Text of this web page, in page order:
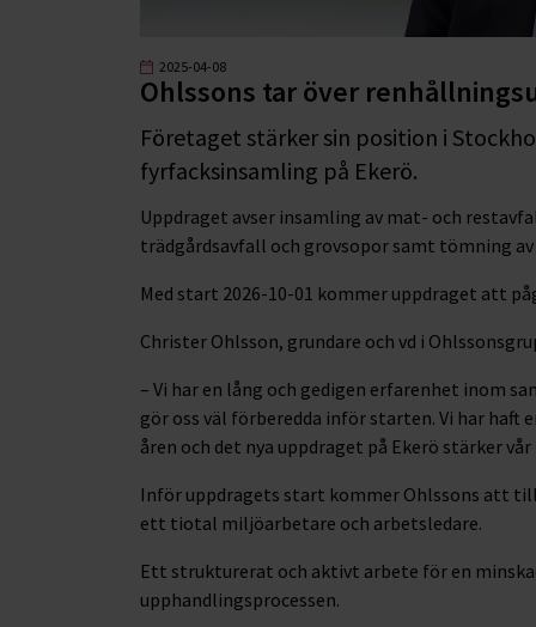
2025-04-08
Ohlssons tar över
Företaget stärker sin position i
fyrfacksinsamling på Ekerö.
Uppdraget avser insamling av mat- och
trädgårdsavfall och grovsopor samt tömning
Med start 2026-10-01 kommer uppdraget att
Christer Ohlsson, grundare och vd i
– Vi har en lång och gedigen erfarenhet inom
gör oss väl förberedda inför starten. Vi har
åren och det nya uppdraget på Ekerö stärker
Inför uppdragets start kommer Ohlssons att
ett tiotal miljöarbetare och arbetsledare.
Ett strukturerat och aktivt arbete för en
upphandlingsprocessen.